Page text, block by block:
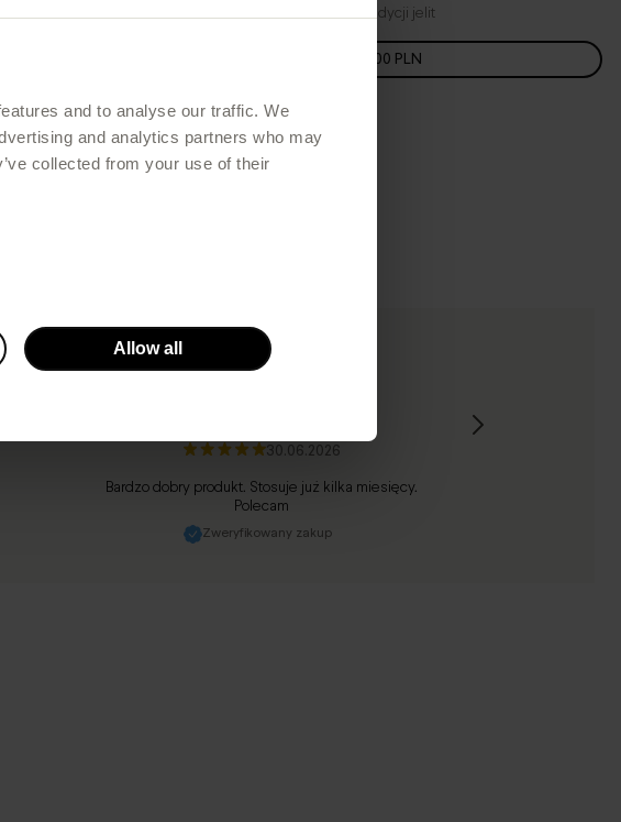
and to analyse our traffic. We
and analytics partners who may
collected from your use of their
Allow all
Świetne wsparcie układu trawiennego i kondycji jelit
109,00 PLN
30.06.2026
Bardzo dobry produkt. Stosuje już kilka miesięcy.
Polecam
Zweryfikowany zakup